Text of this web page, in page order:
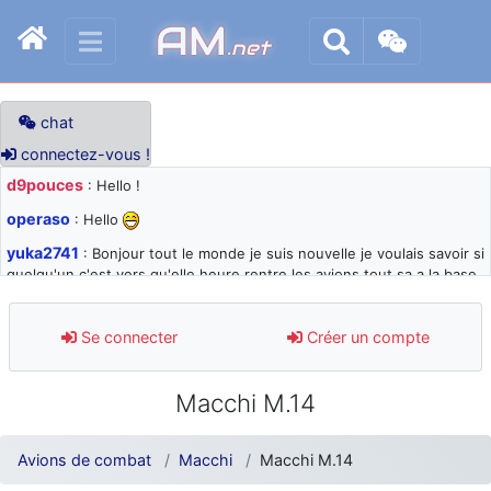
AM.net
chat
connectez-vous !
d9pouces : Hello !
operaso : Hello
yuka2741 : Bonjour tout le monde je suis nouvelle je voulais savoir si
quelqu'un c'est vers qu'elle heure rentre les avions tout sa a la base
d9pouces: désolé pour les quelques blocages du site ces derniers
jours : je teste des méthodes contre le spam et les bots trop nocifs
: Super, la nouvelle bannière
d9pouces
: je suis un avion@,._,+ > lesquels ? je ne suis pas sûr de
comprendre
Se connecter Créer un compte
Macchi M.14
Avions de combat Macchi Macchi M.14